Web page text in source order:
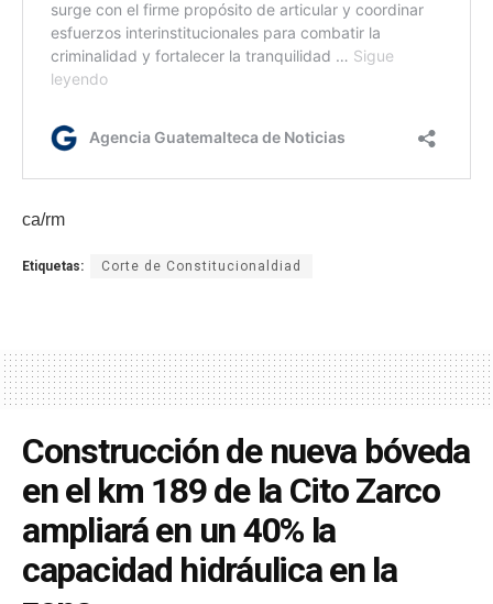
ca/rm
Etiquetas: Corte de Constitucionaldiad
Construcción de nueva bóveda
en el km 189 de la Cito Zarco
ampliará en un 40% la
capacidad hidráulica en la